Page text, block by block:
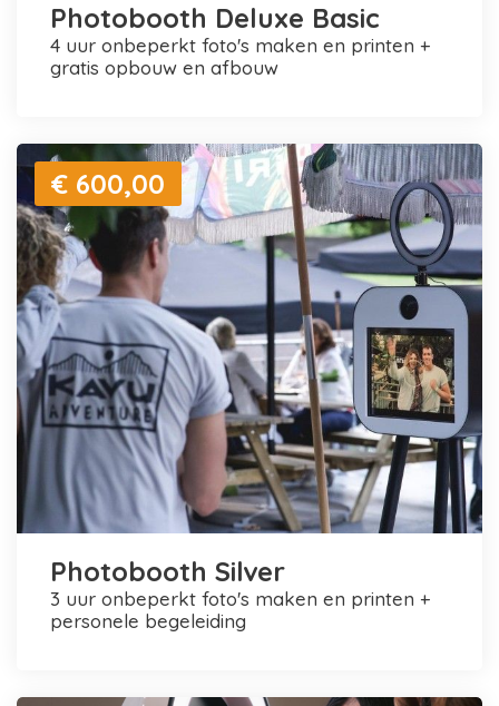
Photobooth Deluxe Basic
4 uur onbeperkt foto's maken en printen +
gratis opbouw en afbouw
€ 600,00
Photobooth Silver
3 uur onbeperkt foto's maken en printen +
personele begeleiding